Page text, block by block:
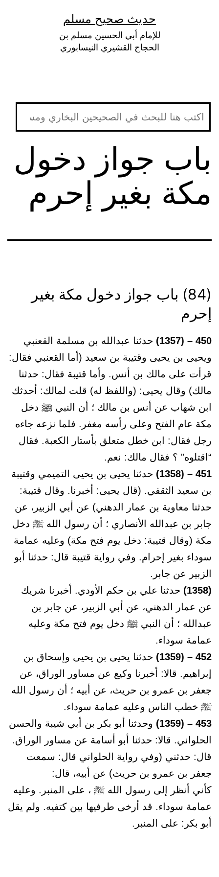
حديث صحيح مسلم
للإمام أبي الحسين مسلم بن
الحجاج القشيري النيسابوري
باب جواز دخول
مكة بغير إحرم
(84) باب جواز دخول مكة بغير
إحرم
450 – (1357)
حدثنا عبدالله بن مسلمة القعنبي
ويحيى بن يحيى وقتيبة بن سعيد (أما القعنبي فقال:
قرأت على مالك بن أنس. وأما قتيبة فقال: حدثنا
مالك) وقال يحيى: (واللفظ له) قلت لمالك: أحدثك
ابن شهاب عن أنس بن مالك ؛ أن النبي ﷺ دخل
مكة عام الفتح وعلى رأسه مغفر. فلما نزعه جاءه
رجل فقال: ابن خطل متعلق بأستار الكعبة. فقال
“اقتلوه” ؟ فقال مالك: نعم.
451 – (1358)
حدثنا يحيى بن يحيى التميمي وقتيبة
بن سعيد الثقفي. (قال يحيى: أخبرنا. وقال قتيبة:
حدثنا معاوية بن عمار الدهني) عن أبي الزبير، عن
جابر بن عبدالله الأنصاري ؛ أن رسول الله ﷺ دخل
مكة (وقال قتيبة: دخل يوم فتح مكة) وعليه عمامة
سوداء بغير إحرام. وفي رواية قتيبة قال: حدثنا أبو
الزبير عن جابر.
(1358)
حدثنا علي بن حكم الأودي. أخبرنا شريك
عن عمار الدهني، عن أبي الزبير، عن جابر بن
عبدالله ؛ أن النبي ﷺ دخل يوم فتح مكة وعليه
عمامة سوداء.
452 – (1359)
حدثنا يحيى بن يحيى وإسحاق بن
إبراهيم. قالا: أخبرنا وكيع عن مساور الوراق، عن
جعفر بن عمرو بن حريث، عن أبيه ؛ أن رسول الله
ﷺ خطب الناس وعليه عمامة سوداء.
453 – (1359)
وحدثنا أبو بكر بن أبي شيبة والحسن
الحلواني. قالا: حدثنا أبو أسامة عن مساور الوراق.
قال: حدثني (وفي رواية الحلواني قال: سمعت
جعفر بن عمرو بن حريث) عن أبيه، قال:
كأني أنظر إلى رسول الله ﷺ ، على المنبر. وعليه
عمامة سوداء. قد أرخى طرفيها بين كتفيه. ولم يقل
أبو بكر: على المنبر.